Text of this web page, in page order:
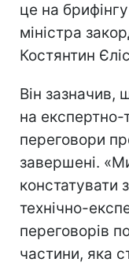
це на
міністра
Костянтин
Він зазначив,
на експертно-
переговори
завершені.
констатувати
технічно-
переговорів
частини, яка